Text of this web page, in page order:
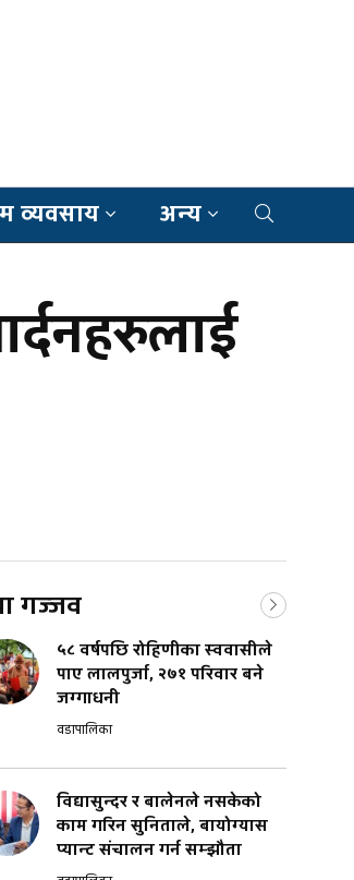
व्यवसाय अन्य
गज्जव
५८ वर्षपछि रोहिणीका स्ववासीले
पाए लालपुर्जा, २७१ परिवार बने
जग्गाधनी
वडापालिका
विद्यासुन्दर र बालेनले नसकेको
काम गरिन सुनिताले, बायोग्यास
प्यान्ट संचालन गर्न सम्झौता